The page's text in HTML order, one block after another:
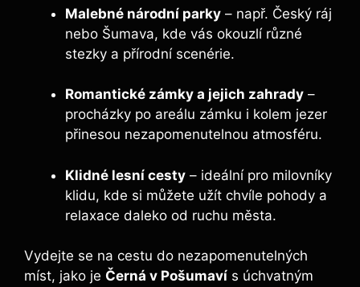
Malebné národní parky – např. Český ráj
nebo Šumava, kde vás okouzlí různé
stezky a přírodní scenérie.
Romantické zámky a jejich zahrady –
procházky po areálu zámku i kolem jezer
přinesou nezapomenutelnou atmosféru.
Klidné lesní cesty – ideální pro milovníky
klidu, kde si můžete užít chvíle pohody a
relaxace daleko od ruchu města.
Vydejte se na cestu do nezapomenutelných
míst, jako je Černá v Pošumaví s úchvatným